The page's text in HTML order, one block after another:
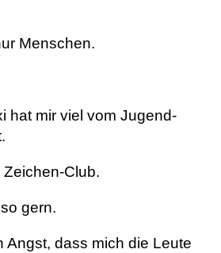
Menschen.
hat mir viel vom Jugend-
Club.
gern.
Angst, dass mich die Leute